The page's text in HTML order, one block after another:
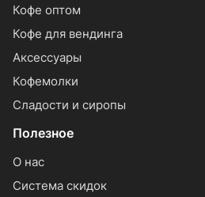
Кофе оптом
Кофе для вендинга
Аксессуары
Кофемолки
Сладости и сиропы
Полезное
О нас
Система скидок